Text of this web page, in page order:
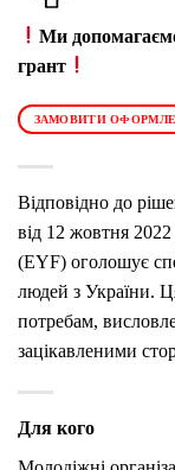
Ми
грант
ЗАМОВИТИ
Відповідно до
від 12 жовтня
(EYF) оголошує
людей з України.
потребам,
зацікавленими
Для кого